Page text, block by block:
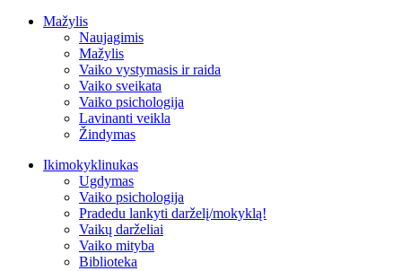
Mažylis
Naujagimis
Mažylis
Vaiko vystymasis ir raida
Vaiko sveikata
Vaiko psichologija
Lavinanti veikla
Žindymas
Ikimokyklinukas
Ugdymas
Vaiko psichologija
Pradedu lankyti darželį/mokyklą!
Vaikų darželiai
Vaiko mityba
Biblioteka